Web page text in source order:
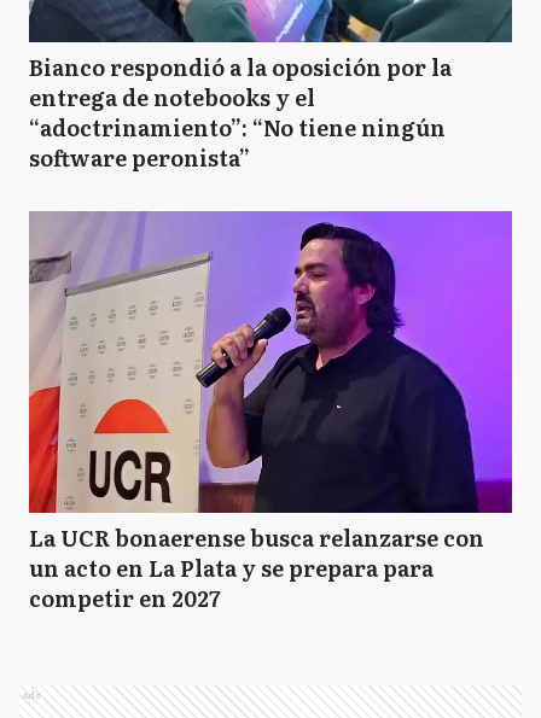
Bianco respondió a la oposición por la
entrega de notebooks y el
“adoctrinamiento”: “No tiene ningún
software peronista”
La UCR bonaerense busca relanzarse con
un acto en La Plata y se prepara para
competir en 2027
Ads